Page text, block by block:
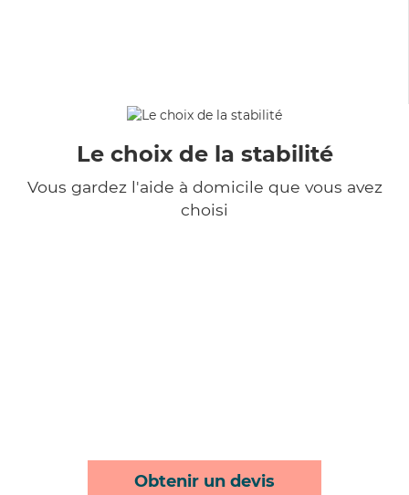
Le choix de la stabilité
Vous gardez l'aide à domicile que vous avez
choisi
Obtenir un devis